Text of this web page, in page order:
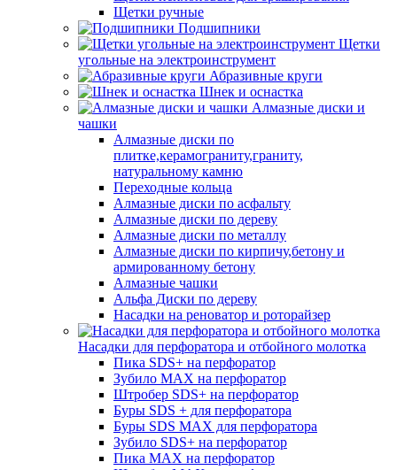
Щетки ручные
Подшипники
Щетки
угольные на электроинструмент
Абразивные круги
Шнек и оснастка
Алмазные диски и
чашки
Алмазные диски по
плитке,керамограниту,граниту,
натуральному камню
Переходные кольца
Алмазные диски по асфальту
Алмазные диски по дереву
Алмазные диски по металлу
Алмазные диски по кирпичу,бетону и
армированному бетону
Алмазные чашки
Альфа Диски по дереву
Насадки на реноватор и роторайзер
Насадки для перфоратора и отбойного молотка
Пика SDS+ на перфоратор
Зубило MAX на перфоратор
Штробер SDS+ на перфоратор
Буры SDS + для перфоратора
Буры SDS MAX для перфоратора
Зубило SDS+ на перфоратор
Пика MAX на перфоратор